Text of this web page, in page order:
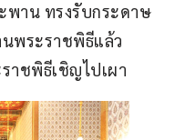
าน ทรงรับกระดาษ
นพระราชพิธีแล้ว
าชพิธีเชิญไปเผา